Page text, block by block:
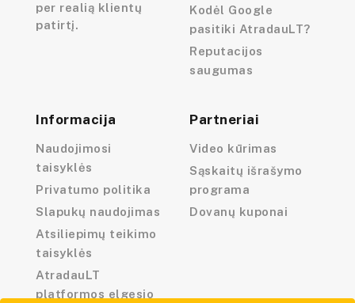
per realią klientų
patirtį.
Kodėl Google
pasitiki AtradauLT?
Reputacijos
saugumas
Informacija
Naudojimosi
taisyklės
Privatumo politika
Slapukų naudojimas
Atsiliepimų teikimo
taisyklės
AtradauLT
platformos elgesio
Partneriai
Video kūrimas
Sąskaitų išrašymo
programa
Dovanų kuponai